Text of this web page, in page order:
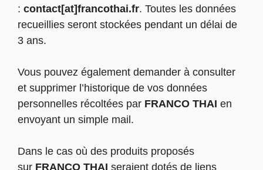
: contact[at]francothai.fr. Toutes les données
recueillies seront stockées pendant un délai de
3 ans.
Vous pouvez également demander à consulter
et supprimer l’historique de vos données
personnelles récoltées par FRANCO THAI en
envoyant un simple mail.
Dans le cas où des produits proposés
sur FRANCO THAI seraient dotés de liens